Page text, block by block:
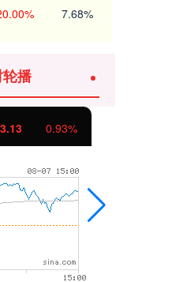
7.68%
播
1.01%